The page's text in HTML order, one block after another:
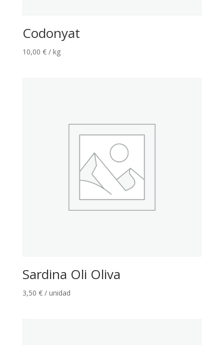
Codonyat
10,00 € / kg
Sardina Oli Oliva
3,50 € / unidad